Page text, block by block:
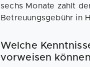
sechs Monate zahlt
Betreuungsgebühr in
Welche
vorweisen